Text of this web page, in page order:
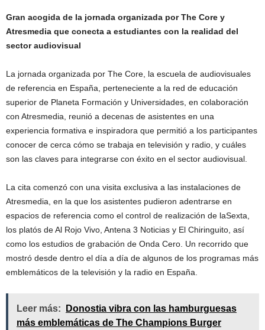
Gran acogida de la jornada organizada por The Core y
Atresmedia que conecta a estudiantes con la realidad del
sector audiovisual
La jornada organizada por The Core, la escuela de audiovisuales
de referencia en España, perteneciente a la red de educación
superior de Planeta Formación y Universidades, en colaboración
con Atresmedia, reunió a decenas de asistentes en una
experiencia formativa e inspiradora que permitió a los participantes
conocer de cerca cómo se trabaja en televisión y radio, y cuáles
son las claves para integrarse con éxito en el sector audiovisual.
La cita comenzó con una visita exclusiva a las instalaciones de
Atresmedia, en la que los asistentes pudieron adentrarse en
espacios de referencia como el control de realización de laSexta,
los platós de Al Rojo Vivo, Antena 3 Noticias y El Chiringuito, así
como los estudios de grabación de Onda Cero. Un recorrido que
mostró desde dentro el día a día de algunos de los programas más
emblemáticos de la televisión y la radio en España.
Leer más:
Donostia vibra con las hamburguesas
más emblemáticas de The Champions Burger